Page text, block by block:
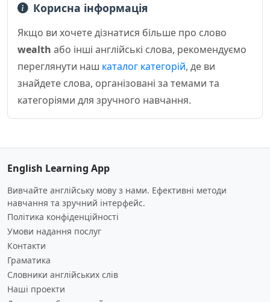
Корисна інформація
Якщо ви хочете дізнатися більше про слово
wealth або інші англійські слова, рекомендуємо
переглянути наш каталог категорій, де ви
знайдете слова, організовані за темами та
категоріями для зручного навчання.
English Learning App
Вивчайте англійську мову з нами. Ефективні методи
навчання та зручний інтерфейс.
Політика конфіденційності
Умови надання послуг
Контакти
Граматика
Словники англійських слів
Наші проекти